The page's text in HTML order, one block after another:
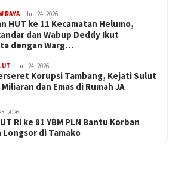
RAYA Juli 24, 2026
HUT ke 11 Kecamatan Helumo,
dan Wabup Deddy Ikut
dengan Warg…
Juli 24, 2026
Korupsi Tambang, Kejati Sulut
dan Emas di Rumah JA
2026
RI ke 81 YBM PLN Bantu Korban
Longsor di Tamako